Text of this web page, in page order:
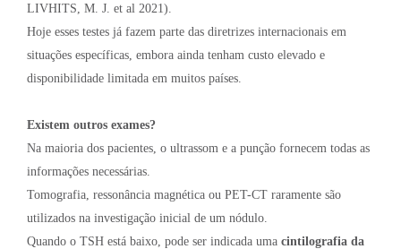
LIVHITS, M. J. et al 2021).
Hoje esses testes já fazem parte das diretrizes internacionais em
situações específicas, embora ainda tenham custo elevado e
disponibilidade limitada em muitos países.
Existem outros exames?
Na maioria dos pacientes, o ultrassom e a punção fornecem todas as
informações necessárias.
Tomografia, ressonância magnética ou PET-CT raramente são
utilizados na investigação inicial de um nódulo.
Quando o TSH está baixo, pode ser indicada uma cintilografia da